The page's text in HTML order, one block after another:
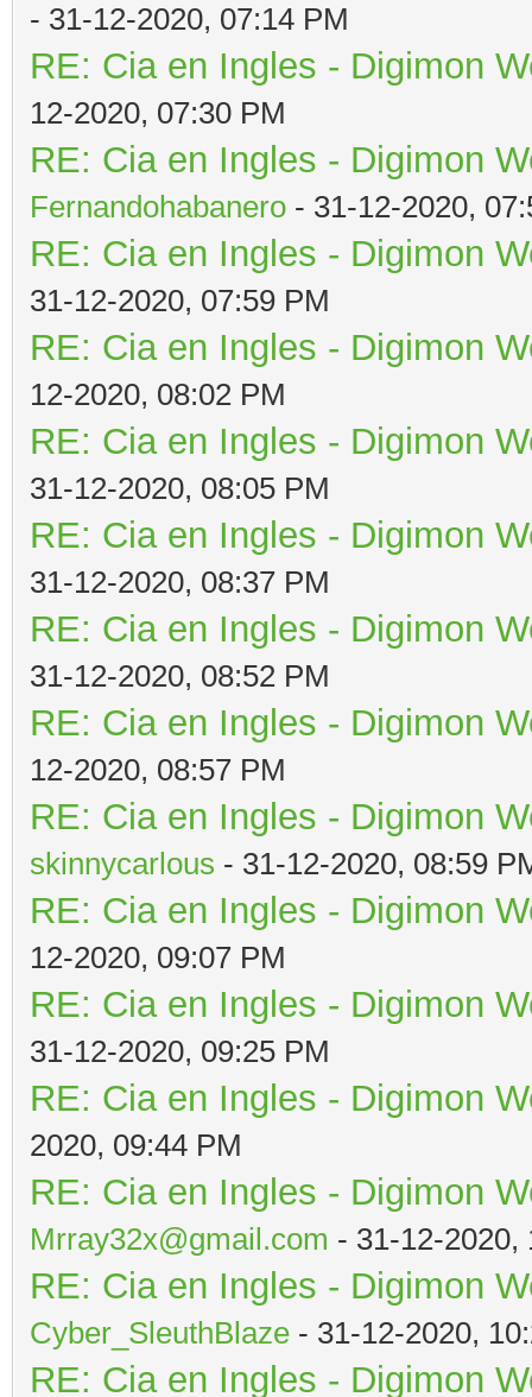
- 31-12-2020, 07:14 PM
RE: Cia en Ingles - Digimon
12-2020, 07:30 PM
RE: Cia en Ingles - Digimon
Fernandohabanero - 31-12-2020,
RE: Cia en Ingles - Digimon
31-12-2020, 07:59 PM
RE: Cia en Ingles - Digimon
12-2020, 08:02 PM
RE: Cia en Ingles - Digimon
31-12-2020, 08:05 PM
RE: Cia en Ingles - Digimon
31-12-2020, 08:37 PM
RE: Cia en Ingles - Digimon
31-12-2020, 08:52 PM
RE: Cia en Ingles - Digimon
12-2020, 08:57 PM
RE: Cia en Ingles - Digimon
skinnycarlous - 31-12-2020, 08:59
RE: Cia en Ingles - Digimon
12-2020, 09:07 PM
RE: Cia en Ingles - Digimon
31-12-2020, 09:25 PM
RE: Cia en Ingles - Digimon
2020, 09:44 PM
RE: Cia en Ingles - Digimon
Mrray32x@gmail.com - 31-12-2020,
RE: Cia en Ingles - Digimon
Cyber_SleuthBlaze - 31-12-2020,
RE: Cia en Ingles - Digimon